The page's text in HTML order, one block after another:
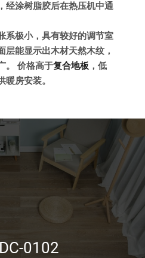
经涂树脂胶后在热压机中通
系极小，具有较好的调节室
层能显示出木材天然木纹，
。 价格高于复合地板 ，低
暖房安装。
0102